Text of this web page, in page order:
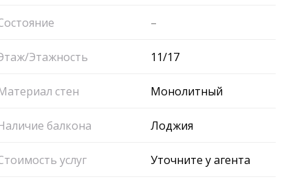
–
Этажность 11/17
стен Монолитный
балкона Лоджия
услуг Уточните у агента